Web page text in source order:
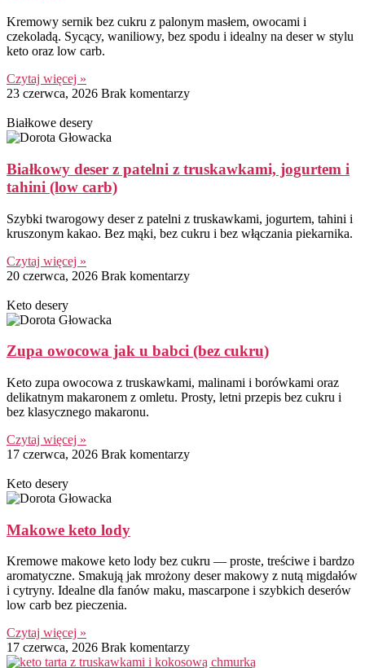
Kremowy sernik bez cukru z palonym masłem, owocami i
czekoladą. Sycący, waniliowy, bez spodu i idealny na deser w stylu
keto oraz low carb.
Czytaj więcej »
23 czerwca, 2026 Brak komentarzy
Białkowe desery
Białkowy deser z patelni z truskawkami, jogurtem i
tahini (low carb)
Szybki twarogowy deser z patelni z truskawkami, jogurtem, tahini i
kruszonym kakao. Bez mąki, bez cukru i bez włączania piekarnika.
Czytaj więcej »
20 czerwca, 2026 Brak komentarzy
Keto desery
Zupa owocowa jak u babci (bez cukru)
Keto zupa owocowa z truskawkami, malinami i borówkami oraz
delikatnym makaronem z omletu. Prosty, letni przepis bez cukru i
bez klasycznego makaronu.
Czytaj więcej »
17 czerwca, 2026 Brak komentarzy
Keto desery
Makowe keto lody
Kremowe makowe keto lody bez cukru — proste, treściwe i bardzo
aromatyczne. Smakują jak mrożony deser makowy z nutą migdałów
i cytryny. Idealne dla fanów maku, mascarpone i szybkich deserów
low carb bez pieczenia.
Czytaj więcej »
17 czerwca, 2026 Brak komentarzy